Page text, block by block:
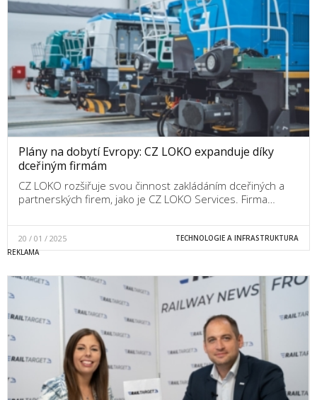
Plány na dobytí Evropy: CZ LOKO expanduje díky
dceřiným firmám
CZ LOKO rozšiřuje svou činnost zakládáním dceřiných a
partnerských firem, jako je CZ LOKO Services. Firma…
20 / 01 / 2025 TECHNOLOGIE A INFRASTRUKTURA